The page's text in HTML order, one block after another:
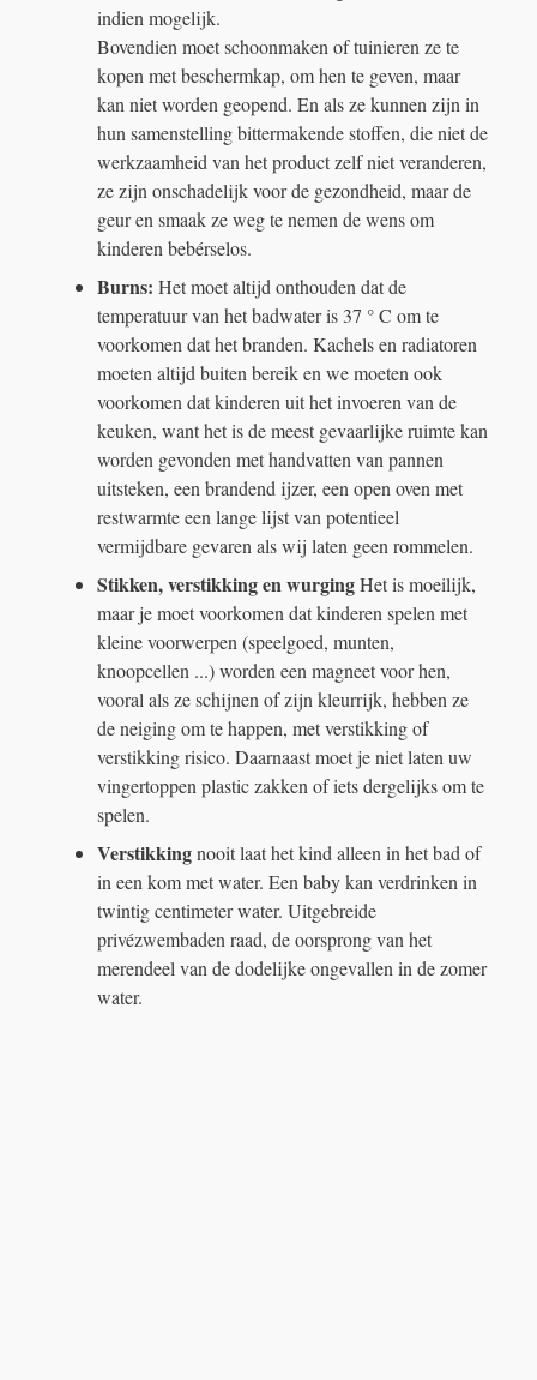
indien mogelijk.
Bovendien moet schoonmaken of tuinieren ze te
kopen met beschermkap, om hen te geven, maar
kan niet worden geopend. En als ze kunnen zijn in
hun samenstelling bittermakende stoffen, die niet de
werkzaamheid van het product zelf niet veranderen,
ze zijn onschadelijk voor de gezondheid, maar de
geur en smaak ze weg te nemen de wens om
kinderen bebérselos.
Burns: Het moet altijd onthouden dat de
temperatuur van het badwater is 37 ° C om te
voorkomen dat het branden. Kachels en radiatoren
moeten altijd buiten bereik en we moeten ook
voorkomen dat kinderen uit het invoeren van de
keuken, want het is de meest gevaarlijke ruimte kan
worden gevonden met handvatten van pannen
uitsteken, een brandend ijzer, een open oven met
restwarmte een lange lijst van potentieel
vermijdbare gevaren als wij laten geen rommelen.
Stikken, verstikking en wurgingHet is moeilijk,
maar je moet voorkomen dat kinderen spelen met
kleine voorwerpen (speelgoed, munten,
knoopcellen ...) worden een magneet voor hen,
vooral als ze schijnen of zijn kleurrijk, hebben ze
de neiging om te happen, met verstikking of
verstikking risico. Daarnaast moet je niet laten uw
vingertoppen plastic zakken of iets dergelijks om te
spelen.
Verstikkingnooit laat het kind alleen in het bad of
in een kom met water. Een baby kan verdrinken in
twintig centimeter water. Uitgebreide
privézwembaden raad, de oorsprong van het
merendeel van de dodelijke ongevallen in de zomer
water.